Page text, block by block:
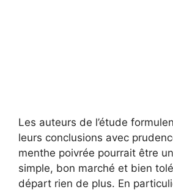
Les auteurs de l’étude
leurs conclusions avec
menthe poivrée pourrait être
simple, bon marché et bien
départ rien de plus. En